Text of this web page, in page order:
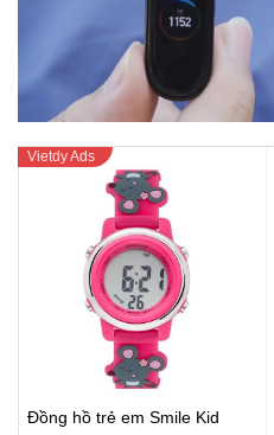
Đồng hồ trẻ em Smile Kid